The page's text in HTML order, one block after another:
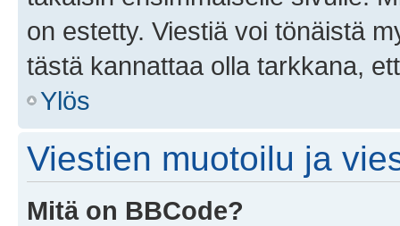
on estetty. Viestiä voi tönäistä
tästä kannattaa olla tarkkana,
Ylös
Viestien muotoilu ja
Mitä on BBCode?